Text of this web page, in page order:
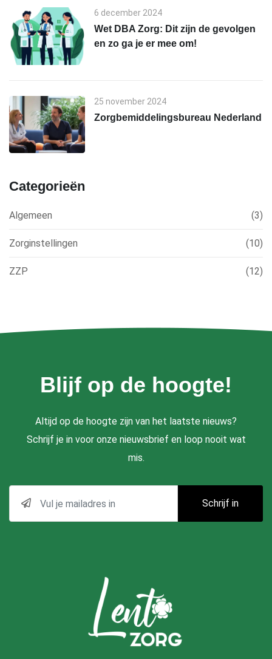
6 december 2024
Wet DBA Zorg: Dit zijn de gevolgen
en zo ga je er mee om!
25 november 2024
Zorgbemiddelingsbureau Nederland
Categorieën
Algemeen (3)
Zorginstellingen (10)
ZZP (12)
Blijf op de hoogte!
Altijd op de hoogte zijn van het laatste nieuws?
Schrijf je in voor onze nieuwsbrief en loop nooit wat
mis.
Schrijf in